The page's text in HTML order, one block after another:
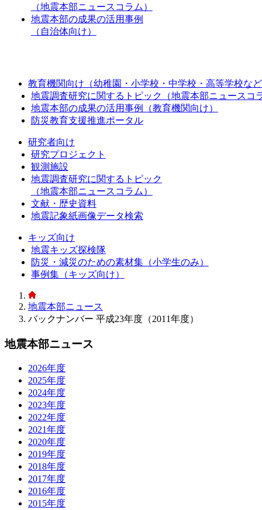
（地震本部ニュースコラム）
地震本部の成果の活用事例
（自治体向け）
教育機関向け（幼稚園・小学校・中学校・高等学校な
地震調査研究に関するトピック（地震本部ニュースコ
地震本部の成果の活用事例（教育機関向け）
防災教育支援推進ポータル
研究者向け
研究プロジェクト
観測施設
地震調査研究に関するトピック
（地震本部ニュースコラム）
文献・歴史資料
地震記象紙画像データ検索
キッズ向け
地震キッズ探検隊
防災・減災のための素材集（小学生のみ）
事例集（キッズ向け）
地震本部ニュース
バックナンバー 平成23年度（2011年度）
地震本部ニュース
2026年度
2025年度
2024年度
2023年度
2022年度
2021年度
2020年度
2019年度
2018年度
2017年度
2016年度
2015年度